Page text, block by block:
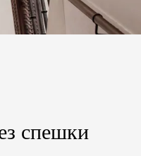
спешки